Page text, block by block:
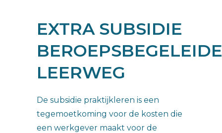
EXTRA SUBSIDIE
LEERWEG
De subsidie praktijkleren is een
tegemoetkoming voor de kosten die
een werkgever maakt voor de